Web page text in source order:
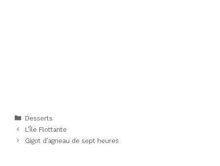
Categories
Desserts
L’Île Flottante
Gigot d’agneau de sept heures